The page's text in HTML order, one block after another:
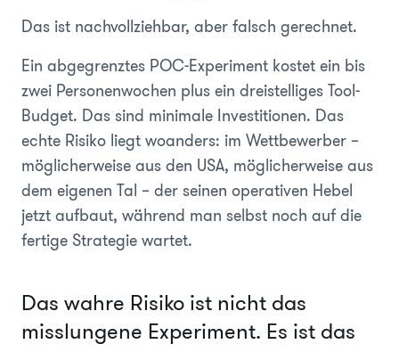
Das ist nachvollziehbar, aber falsch gerechnet.
Ein abgegrenztes POC-Experiment kostet ein bis
zwei Personenwochen plus ein dreistelliges Tool-
Budget. Das sind minimale Investitionen. Das
echte Risiko liegt woanders: im Wettbewerber –
möglicherweise aus den USA, möglicherweise aus
dem eigenen Tal – der seinen operativen Hebel
jetzt aufbaut, während man selbst noch auf die
fertige Strategie wartet.
Das wahre Risiko ist nicht das
misslungene Experiment. Es ist das